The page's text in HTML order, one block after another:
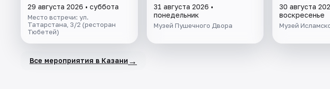
29 августа 2026 • суббота
Место встречи: ул.
Татарстана, 3/2 (ресторан
Тюбетей)
31 августа 2026 •
понедельник
Музей Пушечного Двора
30 августа
воскресенье
Музей
Все мероприятия в Казани →